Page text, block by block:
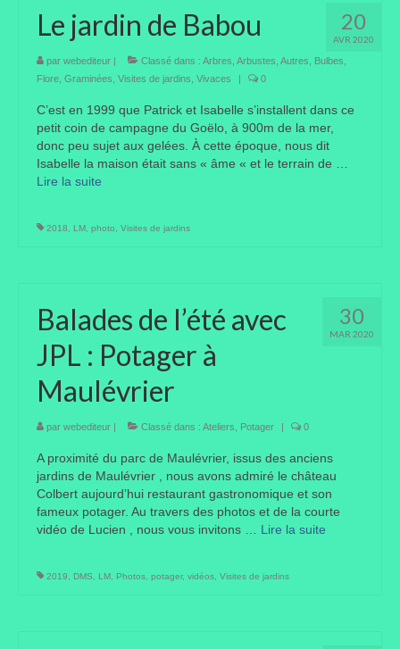
Où trouver le local de JPL ?
Qui sommes-nous ?
20
AVR 2020
Le jardin de Babou
par webediteur | Classé dans : Arbres Arbustes Autres Bulbes
Flore Graminées Visites de jardins Vivaces | 0
C’est en 1999 que Patrick et Isabelle s’installent dans ce
petit coin de campagne du Goëlo, à 900m de la mer,
donc peu sujet aux gelées. À cette époque, nous dit
Isabelle la maison était sans « âme « et le terrain de …
Lire la suite­­
2018 LM photo Visites de jardins
30
MAR 2020
Balades de l’été avec
JPL : Potager à
Maulévrier
par webediteur | Classé dans : Ateliers Potager | 0
A proximité du parc de Maulévrier, issus des anciens
jardins de Maulévrier , nous avons admiré le château
Colbert aujourd’hui restaurant gastronomique et son
fameux potager. Au travers des photos et de la courte
vidéo de Lucien , nous vous invitons … Lire la suite­­
2019 DMS LM Photos potager, vidéos Visites de jardins